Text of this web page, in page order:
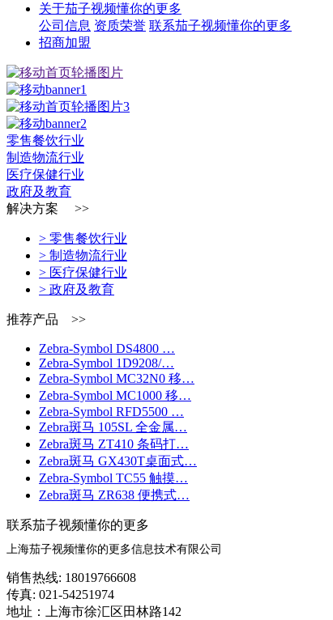
关于茄子视频懂你的更多
公司信息 资质荣誉 联系茄子视频懂你的更多
招商加盟
零售餐饮行业
制造物流行业
医疗保健行业
政府及教育
解决方案 >>
> 零售餐饮行业
> 制造物流行业
> 医疗保健行业
> 政府及教育
推荐产品 >>
Zebra-Symbol DS4800 …
Zebra-Symbol 1D9208/…
Zebra-Symbol MC32N0 移…
Zebra-Symbol MC1000 移…
Zebra-Symbol RFD5500 …
Zebra斑马 105SL 全金属…
Zebra斑马 ZT410 条码打…
Zebra斑马 GX430T桌面式…
Zebra-Symbol TC55 触摸…
Zebra斑马 ZR638 便携式…
联系茄子视频懂你的更多
上海茄子视频懂你的更多信息技术有限公司
销售热线: 18019766608
传真: 021-54251974
地址：上海市徐汇区田林路142